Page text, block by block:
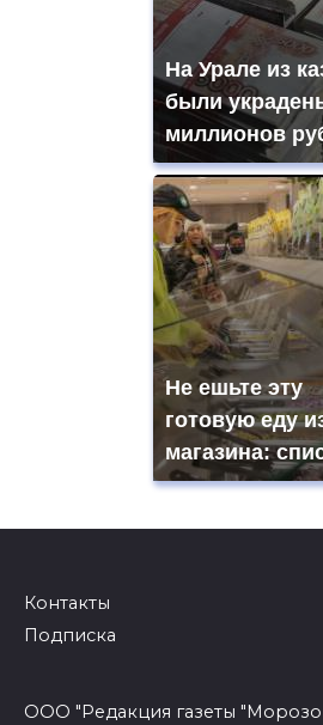
На Урале из
были
миллионов
Не ешьте эту
готовую еду
магазина:
Контакты
Подписка
ООО "Редакция газеты